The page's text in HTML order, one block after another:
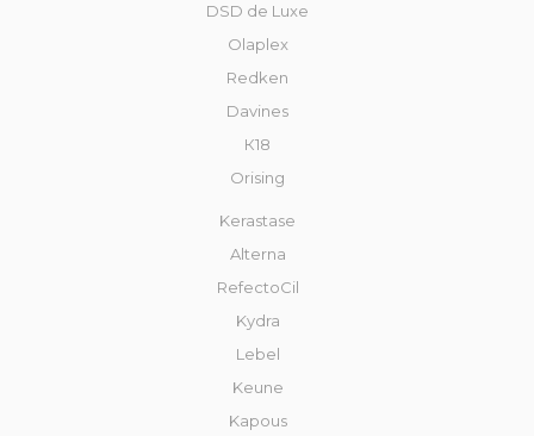
DSD de Luxe
Olaplex
Redken
Davines
К18
Orising
Kerastase
Alterna
RefectoCil
Kydra
Lebel
Keune
Kapous